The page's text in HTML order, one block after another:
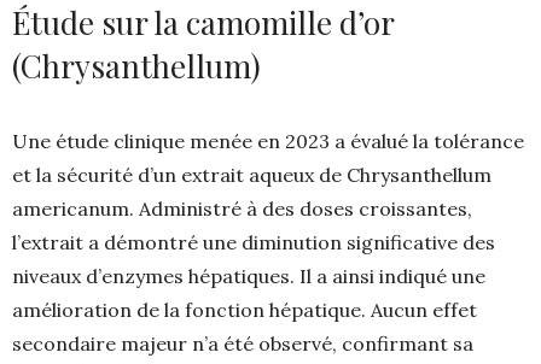
Étude sur la camomille d’or
(Chrysanthellum)
Une étude clinique menée en 2023 a évalué la tolérance
et la sécurité d’un extrait aqueux de Chrysanthellum
americanum. Administré à des doses croissantes,
l’extrait a démontré une diminution significative des
niveaux d’enzymes hépatiques. Il a ainsi indiqué une
amélioration de la fonction hépatique. Aucun effet
secondaire majeur n’a été observé, confirmant sa